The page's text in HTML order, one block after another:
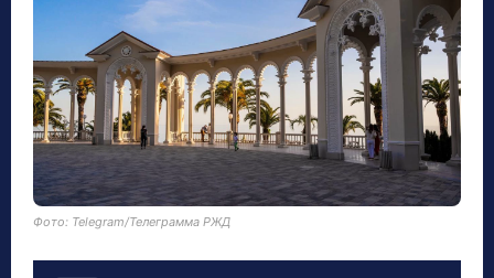
Фото: Telegram/Телеграмма РЖД